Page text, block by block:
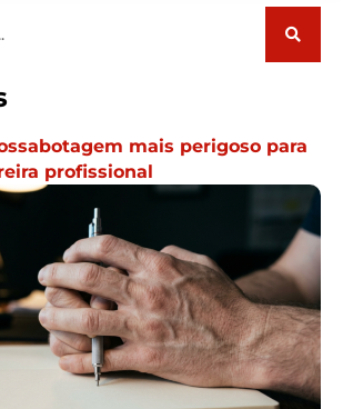
mais perigoso para
profissional